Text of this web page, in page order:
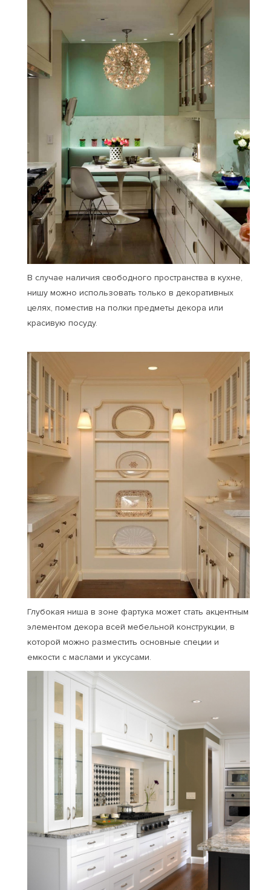
В случае наличия свободного пространства в кухне,
нишу можно использовать только в декоративных
целях, поместив на полки предметы декора или
красивую посуду.
Глубокая ниша в зоне фартука может стать акцентным
элементом декора всей мебельной конструкции, в
которой можно разместить основные специи и
емкости с маслами и уксусами.